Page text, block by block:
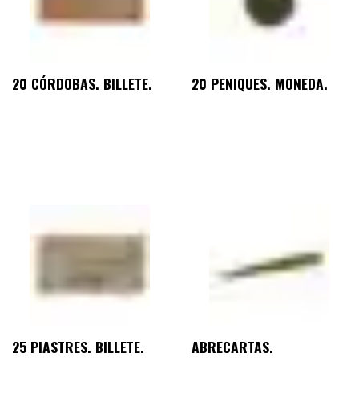
20 CÓRDOBAS. BILLETE. 20 PENIQUES. MONEDA.
25 PIASTRES. BILLETE. ABRECARTAS.